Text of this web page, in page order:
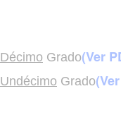
Décimo Grado(Ver
Undécimo Grado